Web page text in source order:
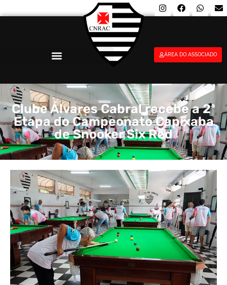
ÁREA DO ASSOCIADO
Clube Álvares Cabral recebe a 2ª
Etapa do Campeonato Capixaba
de Snooker Six Red